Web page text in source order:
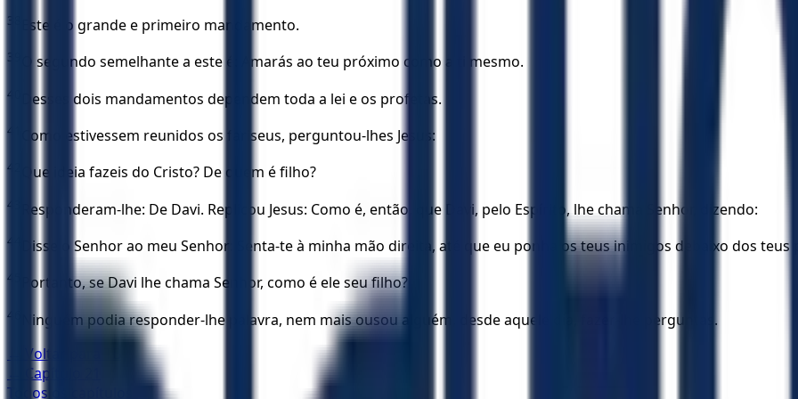
38 Este é o grande e primeiro mandamento.
39 O segundo semelhante a este é: Amarás ao teu próximo como a ti mesmo.
40 Desses dois mandamentos dependem toda a lei e os profetas.
41 Como estivessem reunidos os fariseus, perguntou-lhes Jesus:
42 Que ideia fazeis do Cristo? De quem é filho?
43 Responderam-lhe: De Davi. Replicou Jesus: Como é, então, que Davi, pelo Espírito, lhe chama Senhor, dizendo:
44 Disse o Senhor ao meu Senhor: Senta-te à minha mão direita, até que eu ponha os teus inimigos debaixo dos teus
45 Portanto, se Davi lhe chama Senhor, como é ele seu filho?
46
Ninguém podia responder-lhe palavra, nem mais ousou alguém, desde aquele dia, fazer-lhe perguntas.
← Voltar para
← Capítulo
Todos os capítulos